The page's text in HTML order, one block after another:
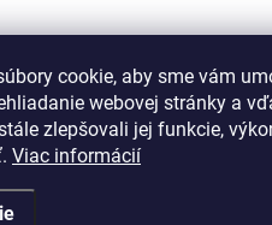
cookie, aby sme vám
webovej stránky a
zlepšovali jej funkcie,
Viac informácií
e-mailu súhlasíte spodmienkami
sa